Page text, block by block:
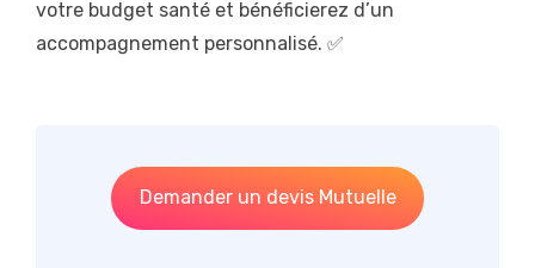
votre budget santé et bénéficierez d’un
accompagnement personnalisé. ✅
Demander un devis Mutuelle